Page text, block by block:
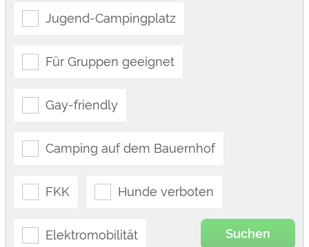
Jugend-Campingplatz
Für Gruppen geeignet
Gay-friendly
Camping auf dem Bauernhof
FKK Hunde verboten
Elektromobilität Suchen